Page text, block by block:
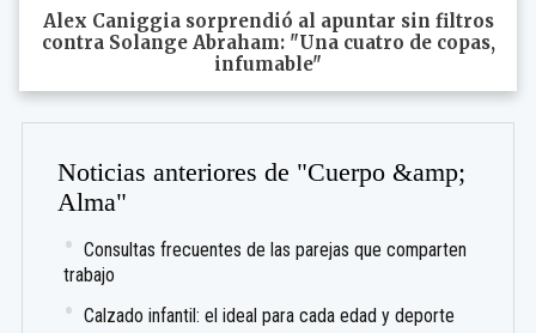
Alex Caniggia sorprendió al apuntar sin filtros
contra Solange Abraham: "Una cuatro de copas,
infumable"
Noticias anteriores de "Cuerpo &amp;
Alma"
Consultas frecuentes de las parejas que comparten
trabajo
Calzado infantil: el ideal para cada edad y deporte